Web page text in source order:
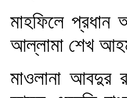
মাহফিলে প্রধান
আল্লামা শেখ
মাওলানা আবদুর